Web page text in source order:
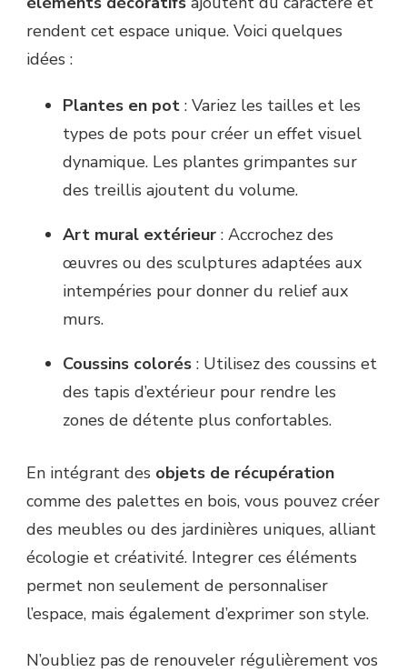
rendent cet espace unique. Voici quelques
idées :
Plantes en pot : Variez les tailles et les
types de pots pour créer un effet visuel
dynamique. Les plantes grimpantes sur
des treillis ajoutent du volume.
Art mural extérieur : Accrochez des
œuvres ou des sculptures adaptées aux
intempéries pour donner du relief aux
murs.
Coussins colorés : Utilisez des coussins et
des tapis d’extérieur pour rendre les
zones de détente plus confortables.
En intégrant des objets de récupération
comme des palettes en bois, vous pouvez créer
des meubles ou des jardinières uniques, alliant
écologie et créativité. Integrer ces éléments
permet non seulement de personnaliser
l’espace, mais également d’exprimer son style.
N’oubliez pas de renouveler régulièrement vos